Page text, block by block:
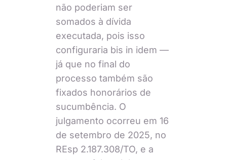
não poderiam ser
somados à dívida
executada, pois isso
configuraria bis in idem —
já que no final do
processo também são
fixados honorários de
sucumbência. O
julgamento ocorreu em 16
de setembro de 2025, no
REsp 2.187.308/TO, e a